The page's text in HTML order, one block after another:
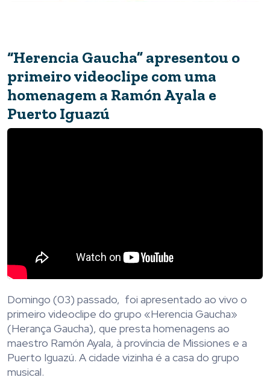
“Herencia Gaucha” apresentou o
primeiro videoclipe com uma
homenagem a Ramón Ayala e
Puerto Iguazú
Domingo (03) passado, foi apresentado ao vivo o
primeiro videoclipe do grupo «Herencia Gaucha»
(Herança Gaucha), que presta homenagens ao
maestro Ramón Ayala, à província de Missiones e a
Puerto Iguazú. A cidade vizinha é a casa do grupo
musical.